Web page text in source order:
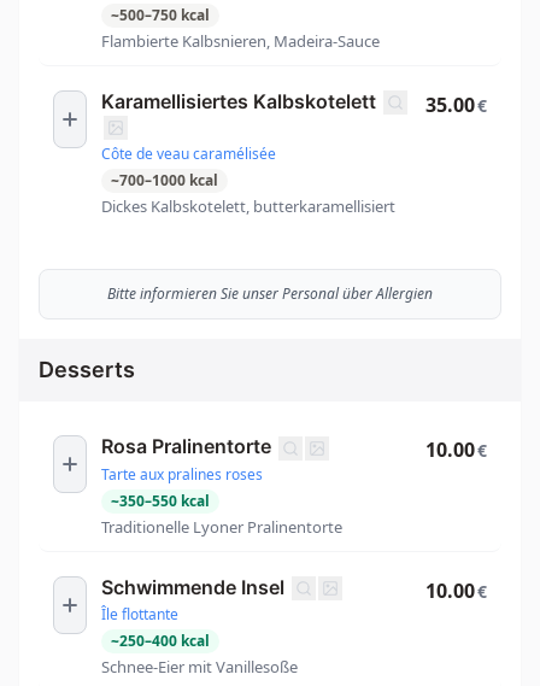
~500–750 kcal
Flambierte Kalbsnieren, Madeira-Sauce
Karamellisiertes Kalbskotelett
Côte de veau caramélisée
~700–1000 kcal
Dickes Kalbskotelett, butterkaramellisiert
35.00€
Bitte informieren Sie unser Personal über Allergien
Desserts
Rosa Pralinentorte
Tarte aux pralines roses
~350–550 kcal
Traditionelle Lyoner Pralinentorte
10.00€
Schwimmende Insel
Île flottante
~250–400 kcal
Schnee-Eier mit Vanillesoße
10.00€